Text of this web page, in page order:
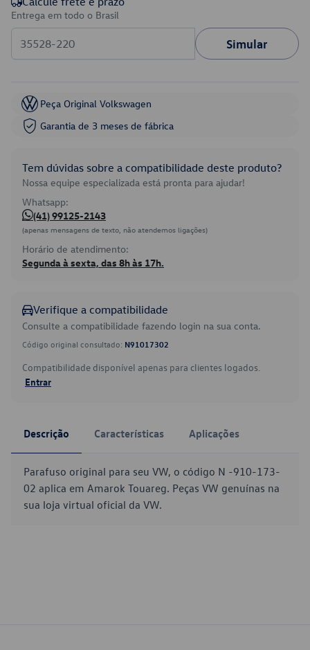
Entrega em todo o Brasil
Simular
Peça Original Volkswagen
Garantia de 3 meses de fábrica
Tem dúvidas sobre a compatibilidade deste produto?
Nossa equipe especializada está pronta para ajudar!
Whatsapp:
(41) 99125-2143
(apenas mensagens de texto, não atendemos ligações)
Horário de atendimento:
Segunda à sexta, das 8h às 17h.
Verifique a compatibilidade
Consulte a compatibilidade fazendo login na sua conta.
Código original consultado: N91017302
Compatibilidade disponível apenas para clientes logados.
Entrar
Descrição Características Aplicações
Parafuso original para seu VW, o código N -910-173-
02 aplica em Amarok Touareg. Peças VW genuínas na
sua loja virtual oficial da VW.